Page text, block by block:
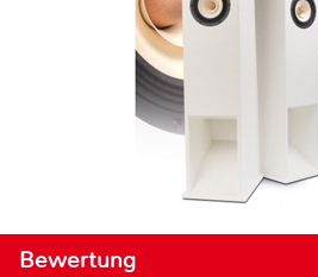
Bewertung